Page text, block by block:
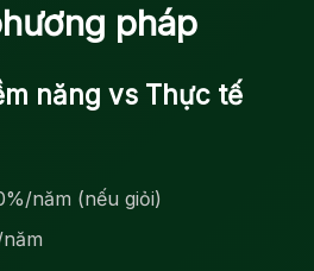
pháp
năng vs Thực tế
năm (nếu giỏi)